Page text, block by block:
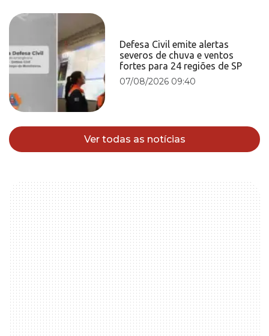
Defesa Civil emite alertas
severos de chuva e ventos
fortes para 24 regiões de SP
07/08/2026 09:40
Ver todas as notícias